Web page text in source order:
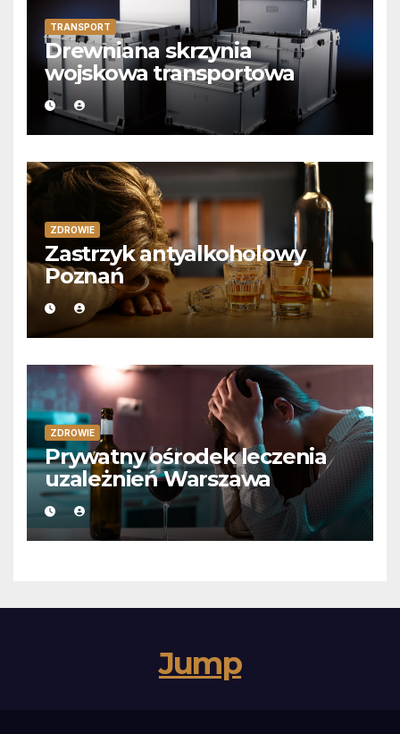
TRANSPORT
Drewniana skrzynia
wojskowa transportowa
ZDROWIE
Zastrzyk antyalkoholowy
Poznań
ZDROWIE
Prywatny ośrodek leczenia
uzależnień Warszawa
Jump